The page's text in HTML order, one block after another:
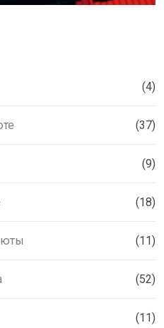
(4)
(37)
(9)
(18)
(11)
(52)
(11)